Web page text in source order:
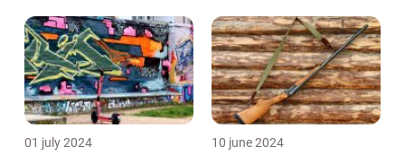
01 july 2024 10 june 2024